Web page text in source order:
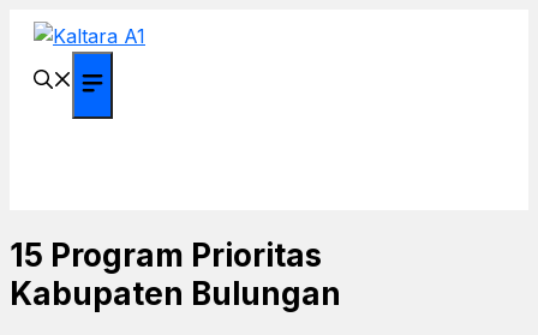
Langsung
15 Program Prioritas
Kabupaten Bulungan